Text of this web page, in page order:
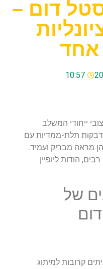
דום –
אחד
10:57
ייחודי המשלב
תלת-ממדיות עם
מראה מבריק ועמיד.
הודות ליופיין
של
קרובות למיתוג